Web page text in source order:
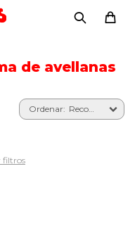
de avellanas
Recomendados
filtros